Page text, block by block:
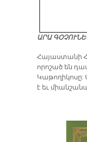
ԱՐԱ
​Հայաստանի
որոշած են
Կաթողիկոսը:
է եւ